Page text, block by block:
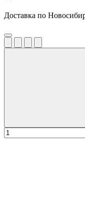
Доставка по